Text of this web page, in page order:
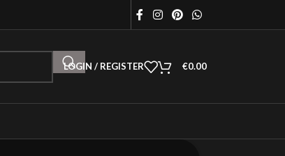
LOGIN / REGISTER €0.00